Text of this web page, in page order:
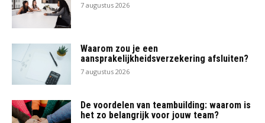
7 augustus 2026
Waarom zou je een
aansprakelijkheidsverzekering afsluiten?
7 augustus 2026
De voordelen van teambuilding: waarom is
het zo belangrijk voor jouw team?